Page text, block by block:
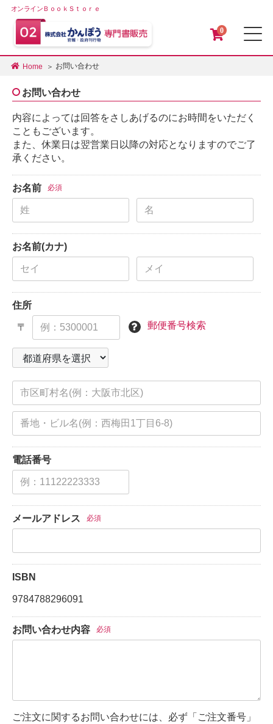
オンラインＢｏｏｋＳｔｏｒｅ
0
Home お問い合わせ
お問い合わせ
内容によっては回答をさしあげるのにお時間をいただく
こともございます。
また、休業日は翌営業日以降の対応となりますのでご了
承ください。
お名前 必須
お名前(カナ)
住所
〒 郵便番号検索
電話番号
メールアドレス 必須
ISBN
9784788296091
お問い合わせ内容 必須
ご注文に関するお問い合わせには、必ず「ご注文番号」